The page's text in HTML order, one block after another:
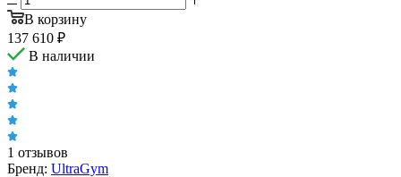
В корзину
137 610 ₽
В наличии
1 отзывов
Бренд: UltraGym